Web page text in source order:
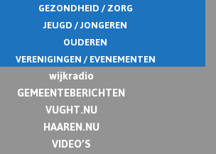
GEZONDHEID / ZORG
JEUGD / JONGEREN
OUDEREN
VERENIGINGEN / EVENEMENTEN
wijkradio
GEMEENTEBERICHTEN
VUGHT.NU
HAAREN.NU
VIDEO’S